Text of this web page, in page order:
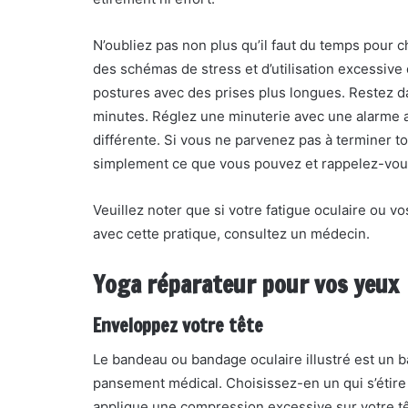
N’oubliez pas non plus qu’il faut du temps
des schémas de stress et d’utilisation
postures avec des prises plus longues. Restez
minutes. Réglez une minuterie avec une
différente. Si vous ne parvenez pas à terminer
simplement ce que vous pouvez et rappelez-
Veuillez noter que si votre fatigue oculaire ou
avec cette pratique, consultez un médecin.
Yoga réparateur pour vos yeux
Enveloppez votre tête
Le bandeau ou bandage oculaire illustré est un
pansement médical. Choisissez-en un qui